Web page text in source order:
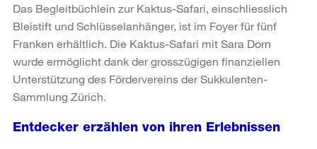
Das Begleitbüchlein zur Kaktus-Safari, einschliesslich
Bleistift und Schlüsselanhänger, ist im Foyer für fünf
Franken erhältlich. Die Kaktus-Safari mit Sara Dorn
wurde ermöglicht dank der grosszügigen finanziellen
Unterstützung des Fördervereins der Sukkulenten-
Sammlung Zürich.
Entdecker erzählen von ihren Erlebnissen